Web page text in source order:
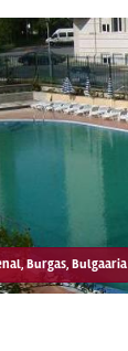
Burgas, Bulgaaria